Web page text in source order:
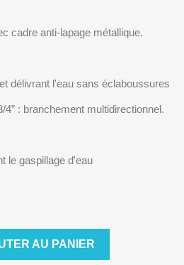
cadre anti-lapage métallique.
délivrant l'eau sans éclaboussures
4” : branchement multidirectionnel.
le gaspillage d'eau
AU PANIER